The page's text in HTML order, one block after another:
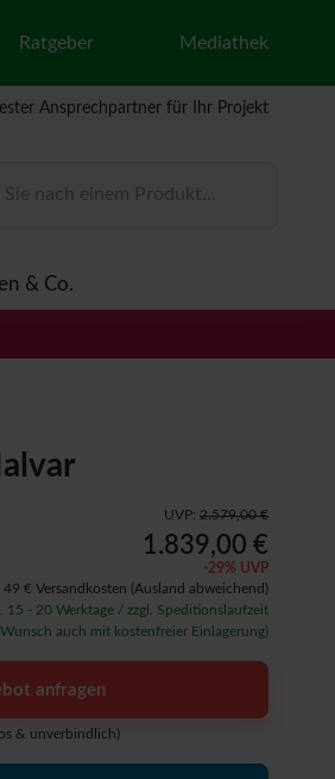
Ratgeber Mediathek
Ansprechpartner für Ihr Projekt
Sie nach einem Produkt...
& Co.
UVP: 2.579,00 €
1.839,00 €
-29% UVP
49 € Versandkosten (Ausland abweichend)
15 - 20 Werktage / zzgl. Speditionslaufzeit
auch mit kostenfreier Einlagerung)
anfragen
& unverbindlich)